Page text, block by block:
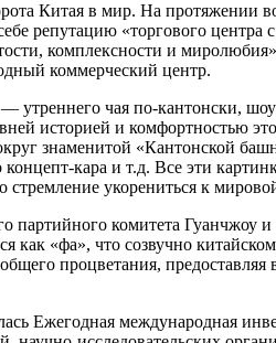
Китая в мир. На протяжении
репутацию «торгового
комплексности и
коммерческий центр.
утреннего чая по-кантонски,
историей и комфортностью
знаменитой «Кантонской
кара и т.д. Все эти
укорениться к
комитета Гуанчжоу
как «фа», что созвучно
процветания,
Ежегодная международная